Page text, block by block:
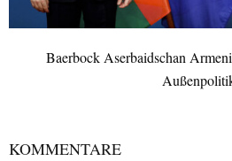
Baerbock Aserbaidschan
KOMMENTARE